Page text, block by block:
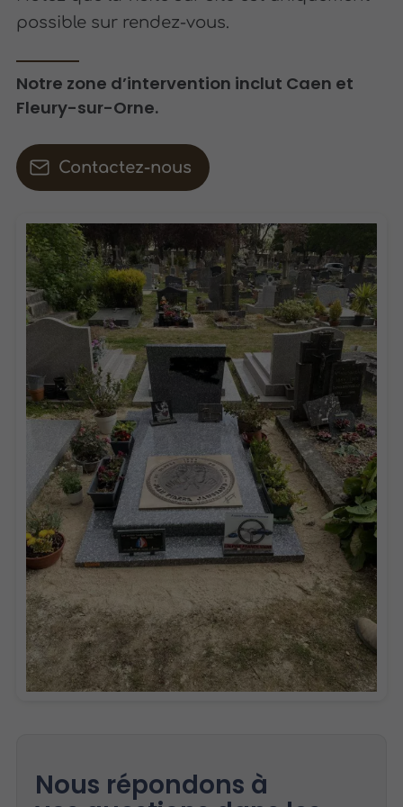
possible sur rendez-vous.
Notre zone d’intervention inclut Caen et
Fleury-sur-Orne.
Contactez-nous
Nous répondons à